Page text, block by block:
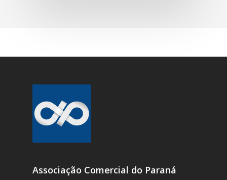
Associação Comercial do Paraná